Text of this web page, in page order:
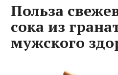
Польза
сока из
мужского